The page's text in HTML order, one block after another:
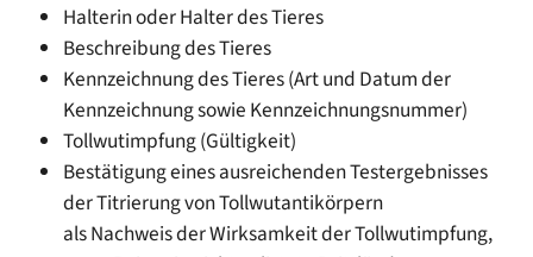
Halterin oder Halter des Tieres
Beschreibung des Tieres
Kennzeichnung des Tieres(Art und Datum der
Kennzeichnung sowie Kennzeichnungsnummer)
Tollwutimpfung(Gültigkeit)
Bestätigung eines ausreichenden Testergebnisses
der Titrierung von Tollwutantikörpern
als Nachweis der Wirksamkeit der Tollwutimpfung,